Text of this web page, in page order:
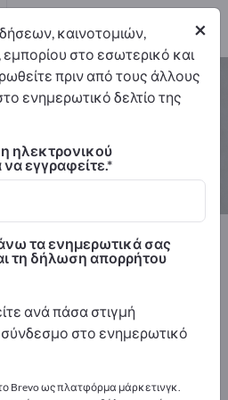
– βρείτε
προμηθευτές
Κατασκευαστής
24
24
/ επίπλωση ιδρυμάτων
δωρεάν στο
Μεταχειρισμένα προϊόντα
×
καινοτομιών,
στο εσωτερικό και
πριν από τους άλλους
ενημερωτικό δελτίο της
ηλεκτρονικού
εγγραφείτε.
τα ενημερωτικά σας
τη δήλωση απορρήτου
ανά πάσα στιγμή
στο ενημερωτικό
Brevo ως πλατφόρμα μάρκετινγκ.